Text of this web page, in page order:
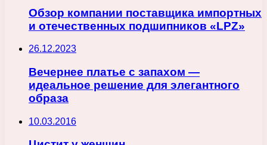
Обзор компании поставщика импортных
и отечественных подшипников «LPZ»
26.12.2023
Вечернее платье с запахом —
идеальное решение для элегантного
образа
10.03.2016